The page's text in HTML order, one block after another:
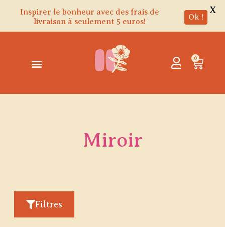
0
Miroir
Filtres
Inspirer le bonheur avec des frais de
livraison à seulement 5 euros!
Ok !
X